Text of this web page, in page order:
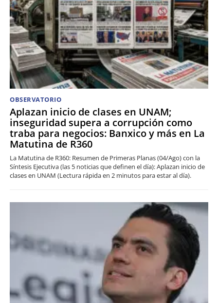
OBSERVATORIO
Aplazan inicio de clases en UNAM;
inseguridad supera a corrupción como
traba para negocios: Banxico y más en La
Matutina de R360
La Matutina de R360: Resumen de Primeras Planas (04/Ago) con la
Síntesis Ejecutiva (las 5 noticias que definen el día): Aplazan inicio de
clases en UNAM (Lectura rápida en 2 minutos para estar al día).